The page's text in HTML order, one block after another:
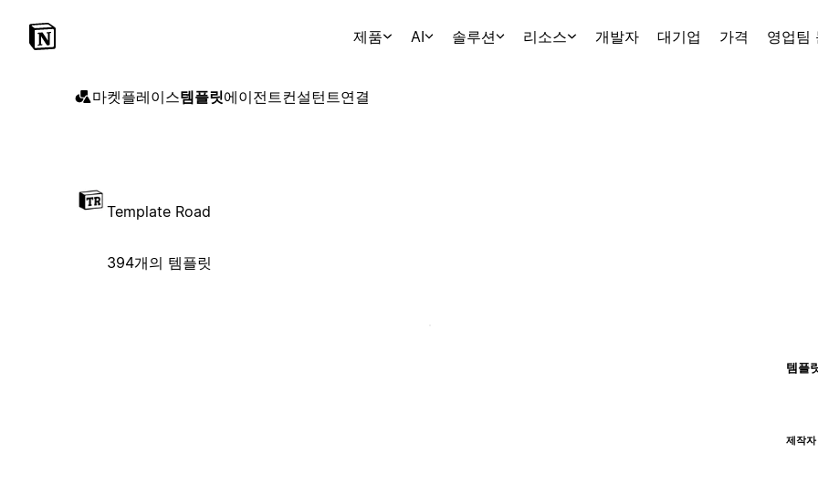
제품 AI 솔루션 리소스 개발자 대기업 가격 영업팀
마켓플레이스템플릿에이전트컨설턴트연결
Template Road
394개의 템플릿
템플
제작